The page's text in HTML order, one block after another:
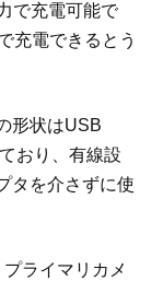
で充電可能で
充電できるとう
形状はUSB
おり、有線設
タを介さずに使
ライマリカメ